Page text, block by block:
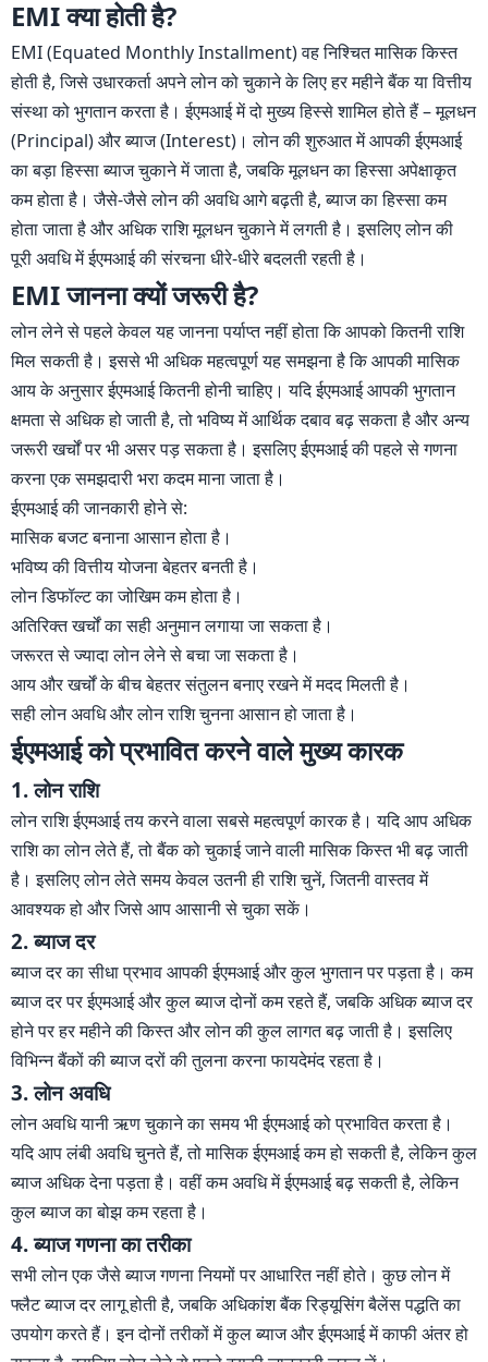
EMI क्या होती है?
EMI (Equated Monthly Installment) वह निश्चित मासिक किस्त
होती है, जिसे उधारकर्ता अपने लोन को चुकाने के लिए हर महीने बैंक या वित्तीय
संस्था को भुगतान करता है। ईएमआई में दो मुख्य हिस्से शामिल होते हैं – मूलधन
(Principal) और ब्याज (Interest)। लोन की शुरुआत में आपकी ईएमआई
का बड़ा हिस्सा ब्याज चुकाने में जाता है, जबकि मूलधन का हिस्सा अपेक्षाकृत
कम होता है। जैसे-जैसे लोन की अवधि आगे बढ़ती है, ब्याज का हिस्सा कम
होता जाता है और अधिक राशि मूलधन चुकाने में लगती है। इसलिए लोन की
पूरी अवधि में ईएमआई की संरचना धीरे-धीरे बदलती रहती है।
EMI जानना क्यों जरूरी है?
लोन लेने से पहले केवल यह जानना पर्याप्त नहीं होता कि आपको कितनी राशि
मिल सकती है। इससे भी अधिक महत्वपूर्ण यह समझना है कि आपकी मासिक
आय के अनुसार ईएमआई कितनी होनी चाहिए। यदि ईएमआई आपकी भुगतान
क्षमता से अधिक हो जाती है, तो भविष्य में आर्थिक दबाव बढ़ सकता है और अन्य
जरूरी खर्चों पर भी असर पड़ सकता है। इसलिए ईएमआई की पहले से गणना
करना एक समझदारी भरा कदम माना जाता है।
ईएमआई की जानकारी होने से:
मासिक बजट बनाना आसान होता है।
भविष्य की वित्तीय योजना बेहतर बनती है।
लोन डिफॉल्ट का जोखिम कम होता है।
अतिरिक्त खर्चों का सही अनुमान लगाया जा सकता है।
जरूरत से ज्यादा लोन लेने से बचा जा सकता है।
आय और खर्चों के बीच बेहतर संतुलन बनाए रखने में मदद मिलती है।
सही लोन अवधि और लोन राशि चुनना आसान हो जाता है।
ईएमआई को प्रभावित करने वाले मुख्य कारक
1. लोन राशि
लोन राशि ईएमआई तय करने वाला सबसे महत्वपूर्ण कारक है। यदि आप अधिक
राशि का लोन लेते हैं, तो बैंक को चुकाई जाने वाली मासिक किस्त भी बढ़ जाती
है। इसलिए लोन लेते समय केवल उतनी ही राशि चुनें, जितनी वास्तव में
आवश्यक हो और जिसे आप आसानी से चुका सकें।
2. ब्याज दर
ब्याज दर का सीधा प्रभाव आपकी ईएमआई और कुल भुगतान पर पड़ता है। कम
ब्याज दर पर ईएमआई और कुल ब्याज दोनों कम रहते हैं, जबकि अधिक ब्याज दर
होने पर हर महीने की किस्त और लोन की कुल लागत बढ़ जाती है। इसलिए
विभिन्न बैंकों की ब्याज दरों की तुलना करना फायदेमंद रहता है।
3. लोन अवधि
लोन अवधि यानी ऋण चुकाने का समय भी ईएमआई को प्रभावित करता है।
यदि आप लंबी अवधि चुनते हैं, तो मासिक ईएमआई कम हो सकती है, लेकिन कुल
ब्याज अधिक देना पड़ता है। वहीं कम अवधि में ईएमआई बढ़ सकती है, लेकिन
कुल ब्याज का बोझ कम रहता है।
4. ब्याज गणना का तरीका
सभी लोन एक जैसे ब्याज गणना नियमों पर आधारित नहीं होते। कुछ लोन में
फ्लैट ब्याज दर लागू होती है, जबकि अधिकांश बैंक रिड्यूसिंग बैलेंस पद्धति का
उपयोग करते हैं। इन दोनों तरीकों में कुल ब्याज और ईएमआई में काफी अंतर हो